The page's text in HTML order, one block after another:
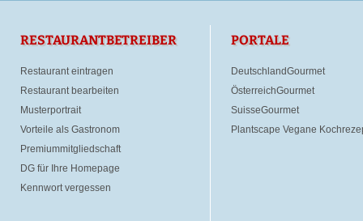
RESTAURANTBETREIBER
Restaurant eintragen
Restaurant bearbeiten
Musterportrait
Vorteile als Gastronom
Premiummitgliedschaft
DG für Ihre Homepage
Kennwort vergessen
PORTALE
DeutschlandGourmet
ÖsterreichGourmet
SuisseGourmet
Plantscape Vegane